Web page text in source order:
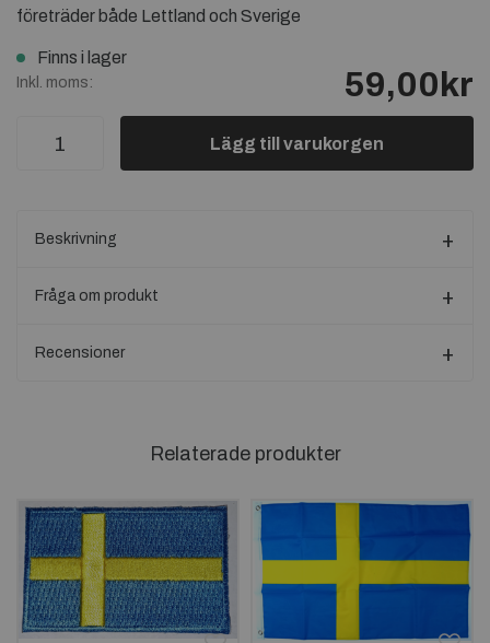
företräder både Lettland och Sverige
Finns i lager
Inkl. moms: 59,00kr
Lägg till varukorgen
Beskrivning
Fråga om produkt
Recensioner
Relaterade produkter